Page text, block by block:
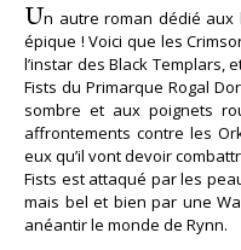
Un autre roman dédié aux
épique ! Voici que les
l’instar des Black Templars,
Fists du Primarque Rogal
sombre et aux poignets
affrontements contre les
eux qu’il vont devoir
Fists est attaqué par les
mais bel et bien par une
anéantir le monde de Rynn.